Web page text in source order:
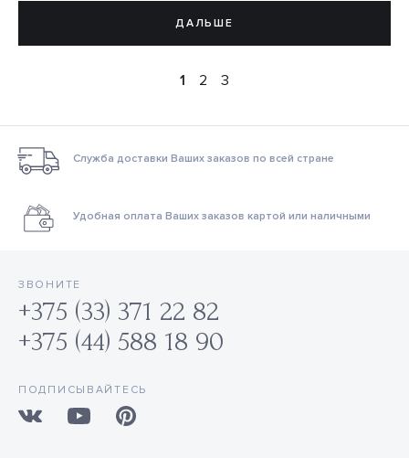
ДАЛЬШЕ
1 2 3
Служба доставки Ваших заказов по всей стране
Удобная оплата Ваших заказов картой или наличными
ЗВОНИТЕ
+375 (33) 371 22 82
+375 (44) 588 18 90
ПОДПИСЫВАЙТЕСЬ